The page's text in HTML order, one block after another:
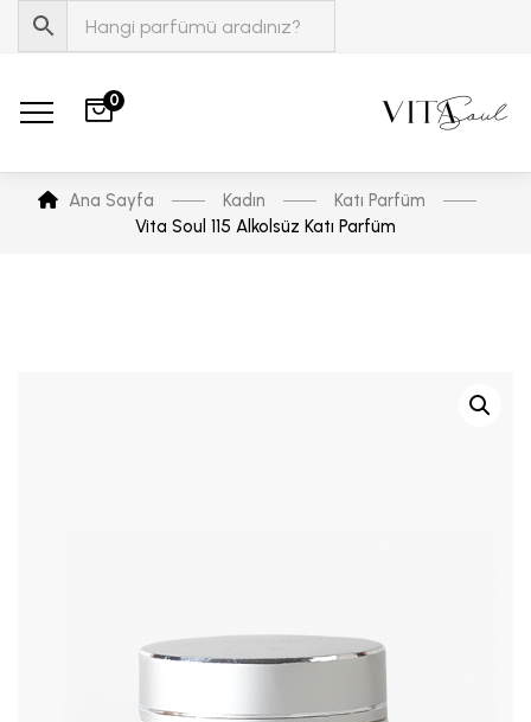
0
Ana Sayfa Kadın
Katı Parfüm
Vita Soul 115 Alkolsüz Katı Parfüm